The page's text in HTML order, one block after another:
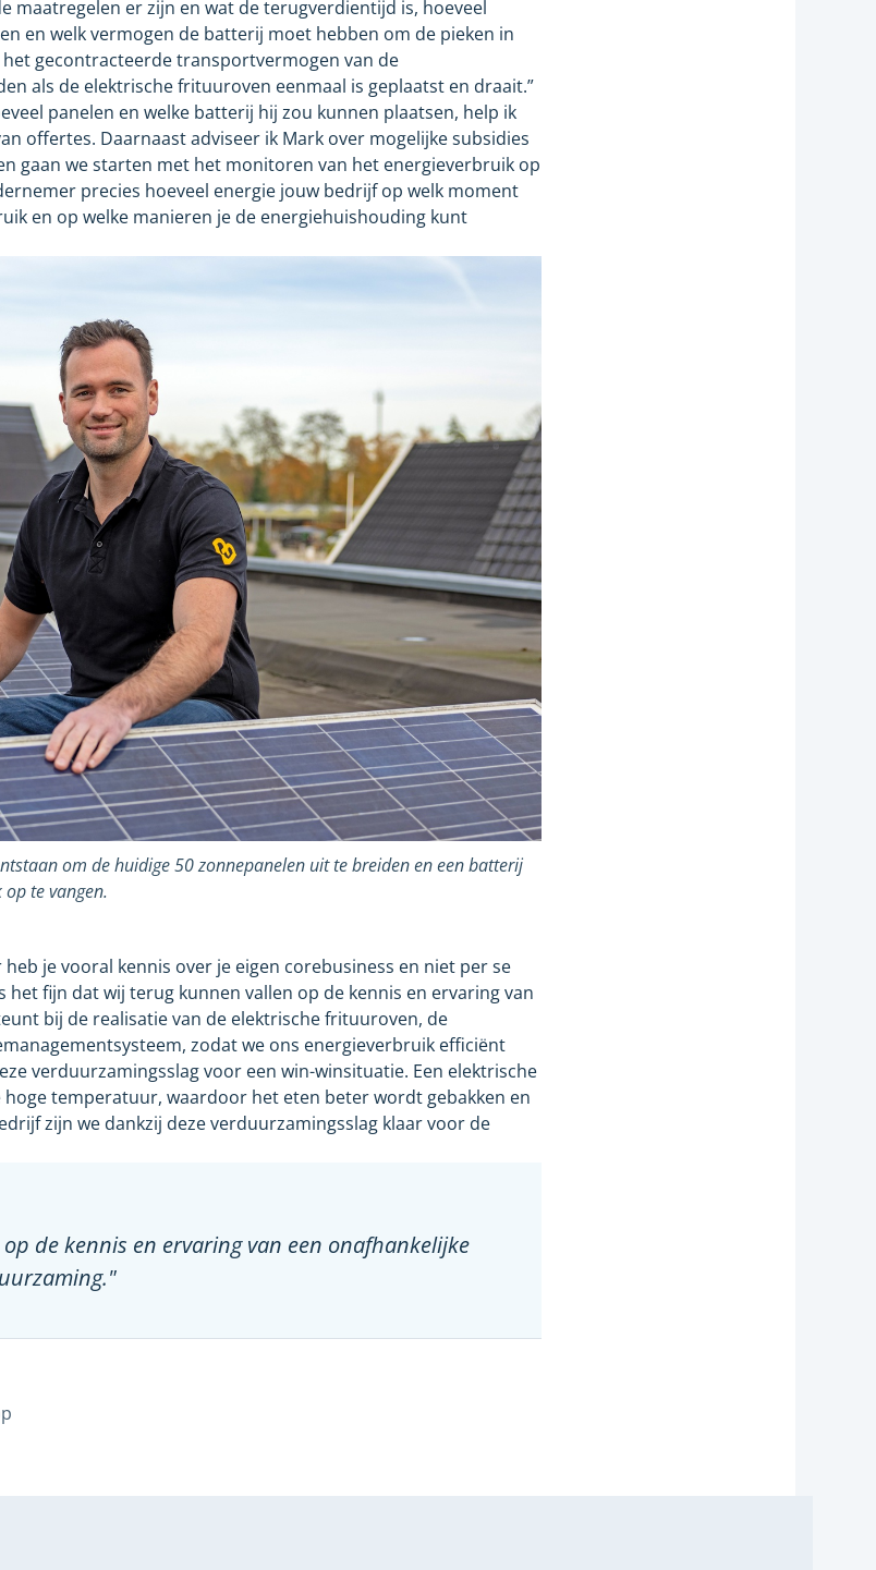
maatregelen er zijn en wat de terugverdientijd is, hoeveel
en welk vermogen de batterij moet hebben om de pieken in
gecontracteerde transportvermogen van de
als de elektrische frituuroven eenmaal is geplaatst en draait.”
panelen en welke batterij hij zou kunnen plaatsen, help ik
offertes. Daarnaast adviseer ik Mark over mogelijke subsidies
gaan we starten met het monitoren van het energieverbruik op
precies hoeveel energie jouw bedrijf op welk moment
en op welke manieren je de energiehuishouding kunt
om de huidige 50 zonnepanelen uit te breiden en een batterij
te vangen.
je vooral kennis over je eigen corebusiness en niet per se
het fijn dat wij terug kunnen vallen op de kennis en ervaring van
bij de realisatie van de elektrische frituuroven, de
zodat we ons energieverbruik efficiënt
verduurzamingsslag voor een win-winsituatie. Een elektrische
temperatuur, waardoor het eten beter wordt gebakken en
zijn we dankzij deze verduurzamingsslag klaar voor de
de kennis en ervaring van een onafhankelijke